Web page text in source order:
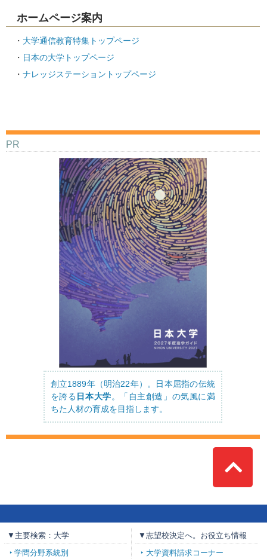
ホームページ案内
大学通信教育特集トップページ
日本の大学トップページ
ナレッジステーショントップページ
PR
創立1889年（明治22年）。日本屈指の伝統
を誇る日本大学。「自主創造」の気風に満
ちた人材の育成を目指します。
Top
▼主要検索：大学
学問分野系統別
▼志望校決定へ。お役立ち情報
大学資料請求コーナー